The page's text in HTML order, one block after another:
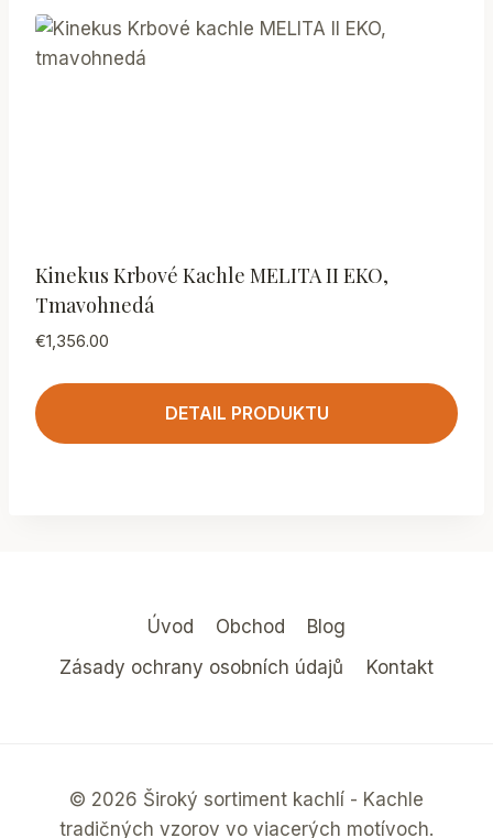
Kinekus Krbové Kachle MELITA II EKO,
Tmavohnedá
€1,356.00
DETAIL PRODUKTU
Úvod Obchod
Blog
Zásady ochrany osobních údajů
Kontakt
© 2026 Široký sortiment kachlí - Kachle
tradičných vzorov vo viacerých motívoch.